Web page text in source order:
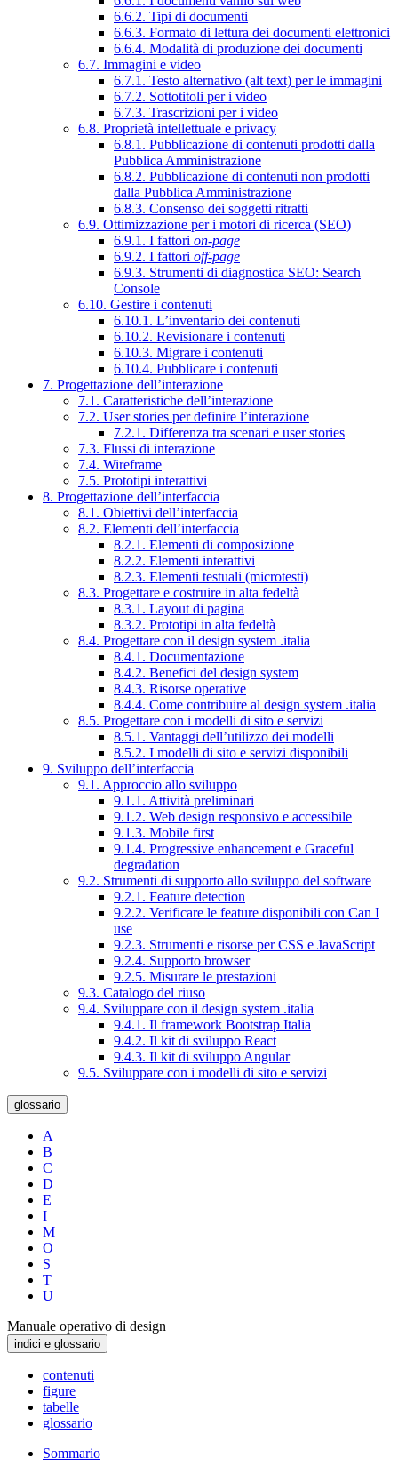
6.6.2. Tipi di documenti
6.6.3. Formato di lettura dei documenti elettronici
6.6.4. Modalità di produzione dei documenti
6.7. Immagini e video
6.7.1. Testo alternativo (alt text) per le immagini
6.7.2. Sottotitoli per i video
6.7.3. Trascrizioni per i video
6.8. Proprietà intellettuale e privacy
6.8.1. Pubblicazione di contenuti prodotti dalla
Pubblica Amministrazione
6.8.2. Pubblicazione di contenuti non prodotti
dalla Pubblica Amministrazione
6.8.3. Consenso dei soggetti ritratti
6.9. Ottimizzazione per i motori di ricerca (SEO)
6.9.1. I fattori on-page
6.9.2. I fattori off-page
6.9.3. Strumenti di diagnostica SEO: Search
Console
6.10. Gestire i contenuti
6.10.1. L’inventario dei contenuti
6.10.2. Revisionare i contenuti
6.10.3. Migrare i contenuti
6.10.4. Pubblicare i contenuti
7. Progettazione dell’interazione
7.1. Caratteristiche dell’interazione
7.2. User stories per definire l’interazione
7.2.1. Differenza tra scenari e user stories
7.3. Flussi di interazione
7.4. Wireframe
7.5. Prototipi interattivi
8. Progettazione dell’interfaccia
8.1. Obiettivi dell’interfaccia
8.2. Elementi dell’interfaccia
8.2.1. Elementi di composizione
8.2.2. Elementi interattivi
8.2.3. Elementi testuali (microtesti)
8.3. Progettare e costruire in alta fedeltà
8.3.1. Layout di pagina
8.3.2. Prototipi in alta fedeltà
8.4. Progettare con il design system .italia
8.4.1. Documentazione
8.4.2. Benefici del design system
8.4.3. Risorse operative
8.4.4. Come contribuire al design system .italia
8.5. Progettare con i modelli di sito e servizi
8.5.1. Vantaggi dell’utilizzo dei modelli
8.5.2. I modelli di sito e servizi disponibili
9. Sviluppo dell’interfaccia
9.1. Approccio allo sviluppo
9.1.1. Attività preliminari
9.1.2. Web design responsivo e accessibile
9.1.3. Mobile first
9.1.4. Progressive enhancement e Graceful
degradation
9.2. Strumenti di supporto allo sviluppo del software
9.2.1. Feature detection
9.2.2. Verificare le feature disponibili con Can I
use
9.2.3. Strumenti e risorse per CSS e JavaScript
9.2.4. Supporto browser
9.2.5. Misurare le prestazioni
9.3. Catalogo del riuso
9.4. Sviluppare con il design system .italia
9.4.1. Il framework Bootstrap Italia
9.4.2. Il kit di sviluppo React
9.4.3. Il kit di sviluppo Angular
9.5. Sviluppare con i modelli di sito e servizi
glossario
A
B
C
D
E
I
M
O
S
T
U
Manuale operativo di design
indici e glossario
contenuti
figure
tabelle
glossario
Sommario